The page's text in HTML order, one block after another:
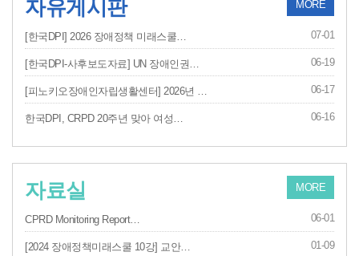
자유게시판 MORE
[한국DPI] 2026 장애정책 미래스쿨… 07-01
[한국DPI-사후보도자료] UN 장애인권… 06-19
[피노키오장애인자립생활센터] 2026년 … 06-17
한국DPI, CRPD 20주년 맞아 여성… 06-16
자료실 MORE
CPRD Monitoring Report… 06-01
[2024 장애정책미래스쿨 10강] 교안… 01-09